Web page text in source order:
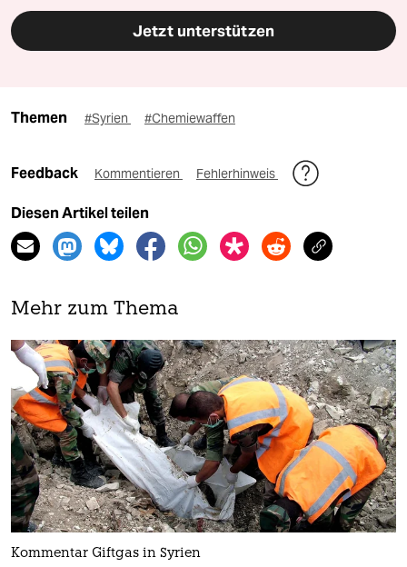
Jetzt unterstützen
Themen #Syrien #Chemiewaffen
Feedback Kommentieren Fehlerhinweis
Diesen Artikel teilen
Mehr zum Thema
Kommentar Giftgas in Syrien